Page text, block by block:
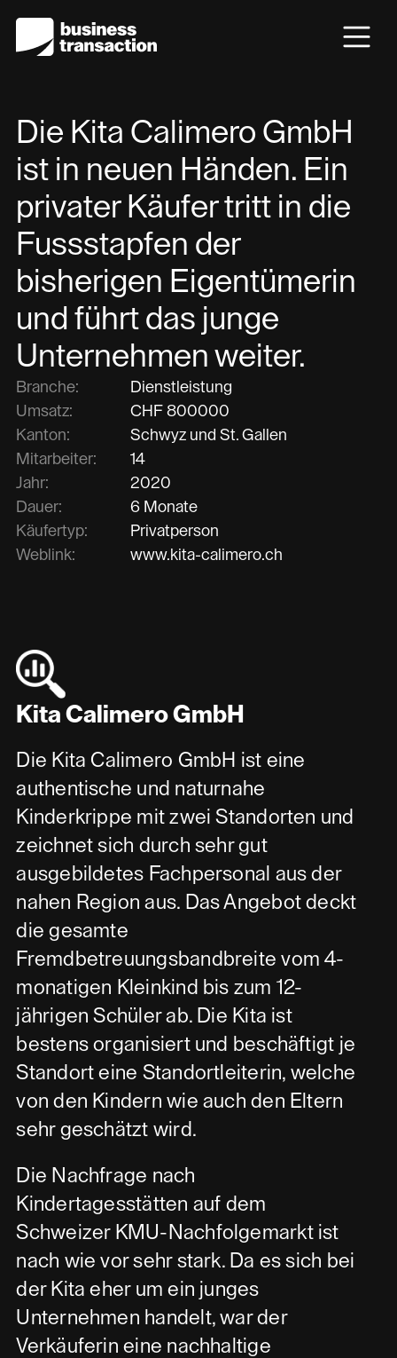
Die Kita Calimero GmbH
ist in neuen Händen. Ein
privater Käufer tritt in die
Fussstapfen der
bisherigen Eigentümerin
und führt das junge
Unternehmen weiter.
Branche:
Dienstleistung
Umsatz:
CHF 800000
Kanton:
Schwyz und St. Gallen
Mitarbeiter:
14
Jahr:
2020
Dauer:
6 Monate
Käufertyp:
Privatperson
Weblink:
www.kita-calimero.ch
Kita Calimero GmbH
Die Kita Calimero GmbH ist eine
authentische und naturnahe
Kinderkrippe mit zwei Standorten und
zeichnet sich durch sehr gut
ausgebildetes Fachpersonal aus der
nahen Region aus. Das Angebot deckt
die gesamte
Fremdbetreuungsbandbreite vom 4-
monatigen Kleinkind bis zum 12-
jährigen Schüler ab. Die Kita ist
bestens organisiert und beschäftigt je
Standort eine Standortleiterin, welche
von den Kindern wie auch den Eltern
sehr geschätzt wird.
Die Nachfrage nach
Kindertagesstätten auf dem
Schweizer KMU-Nachfolgemarkt ist
nach wie vor sehr stark. Da es sich bei
der Kita eher um ein junges
Unternehmen handelt, war der
Verkäuferin eine nachhaltige